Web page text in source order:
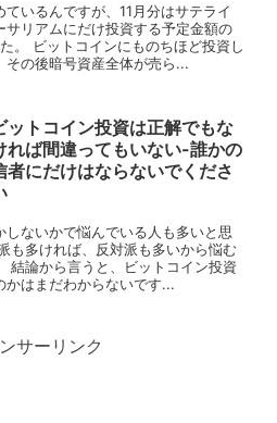
いるんですが、11月分はサテライ
サリアムにだけ投資する予定金額の
。 ビットコインにものちほど投資し
その後暗号資産全体が売ら...
ットコイン投資は正解でもな
れば間違ってもいない-誰かの
者にだけはならないでくださ
しないかで悩んでいる人も多いと思
も多ければ、反対派も多いから悩む
結論から言うと、ビットコイン投資
かはまだわからないです...
サーリンク